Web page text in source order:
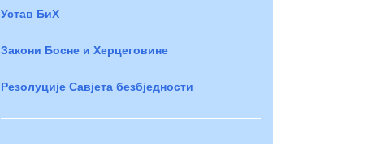
Устав БиХ
Закони Босне и Херцеговине
Резолуције Савјета безбједности